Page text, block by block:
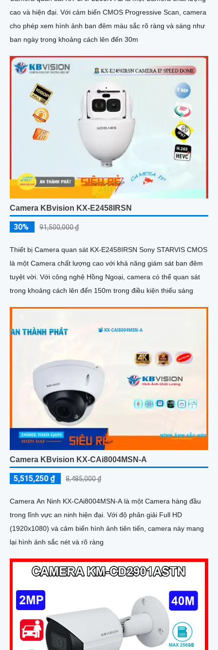
cao và hiện đại. Với cảm biến CMOS Progressive Scan, camera
cho phép xem hình ảnh ban đêm màu sắc rõ ràng và sáng như
ban ngày trong khoảng cách lên đến 30m
Camera KBvision KX-E2458IRSN
30% 91,500,000 ₫
Thiết bị Camera quan sát KX-E2458IRSN Sony STARVIS CMOS
là một Camera chất lượng cao với khả năng giám sát ban đêm
tuyệt vời. Với công nghệ Hồng Ngoại, camera có thể quan sát
trong khoảng cách lên đến 150m trong điều kiện thiếu sáng
Camera KBvision KX-CAi8004MSN-A
5,515,250 ₫ 8,485,000 ₫
Camera An Ninh KX-CAi8004MSN-A là một Camera hàng đầu
trong lĩnh vực an ninh hiện đại. Với độ phân giải Full HD
(1920x1080) và cảm biến hình ảnh tiên tiến, camera này mang
lại hình ảnh sắc nét và rõ ràng